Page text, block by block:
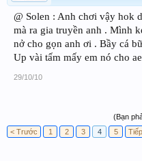
@ Solen : Anh chơi vậy hok
mà ra gia truyền anh . Mình
nở cho gọn anh ơi . Bầy cá
Up vài tấm mấy em nó cho
29/10/10
(Bạn
< Trước
1 2 3 4 5